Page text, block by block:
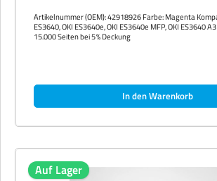
Artikelnummer (OEM): 42918926 Farbe: Magenta Kompatible Drucker: OKI
ES3640, OKI ES3640e, OKI ES3640e MFP, OKI ES3640 A3 Druckleistung: ca.
In den Warenkorb
Auf Lager